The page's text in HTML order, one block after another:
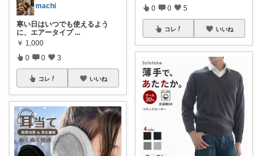
machi
寒い日はいつでも使えるよう
に、エアータイプ ...
￥ 1,000
0 0 3
コレ いいね
0 0 5
コレ いいね